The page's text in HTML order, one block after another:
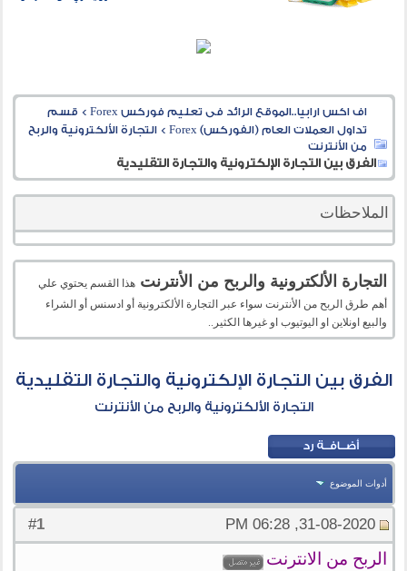
اف اكس ارابيا..الموقع الرائد فى تعليم فوركس Forex > قسم
تداول العملات العام (الفوركس) Forex
>التجارة الألكترونية والربح
من الأنترنت
الفرق بين التجارة الإلكترونية والتجارة التقليدية
الملاحظات
التجارة الألكترونية والربح من الأنترنت هذا القسم يحتوي علي
أهم طرق الربح من الأنترنت سواء عبر التجارة الألكترونية أو ادسنس أو الشراء
والبيع اونلاين او اليوتيوب او غيرها الكثير..
الفرق بين التجارة الإلكترونية والتجارة التقليدية
التجارة الألكترونية والربح من الأنترنت
أدوات الموضوع
#
1 31-08-2020, 06:28 PM
الربح من الانترنت